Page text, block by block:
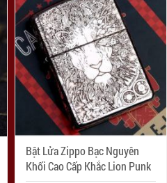
Bật Lửa Zippo Bạc Nguyên
Khối Cao Cấp Khắc Lion Punk